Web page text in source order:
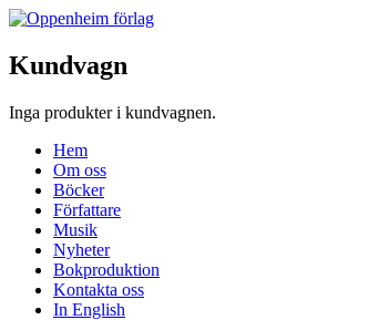
Kundvagn
Inga produkter i kundvagnen.
Hem
Om oss
Böcker
Författare
Musik
Nyheter
Bokproduktion
Kontakta oss
In English